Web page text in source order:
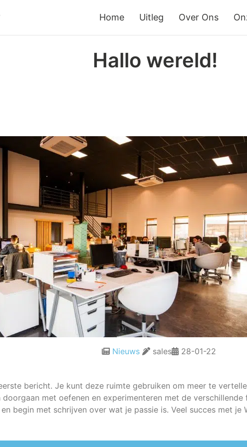
Home Uitleg Over Ons
Hallo wereld!
Nieuws sales 28-01-22
bericht. Je kunt deze ruimte gebruiken om meer te
met oefenen en experimenteren met de
begin met schrijven over wat je passie is. Veel succes met je